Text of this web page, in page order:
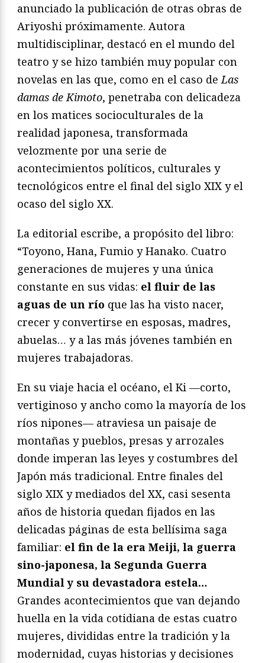
anunciado la publicación de otras obras de
Ariyoshi próximamente. Autora
multidisciplinar, destacó en el mundo del
teatro y se hizo también muy popular con
novelas en las que, como en el caso de Las
damas de Kimoto, penetraba con delicadeza
en los matices socioculturales de la
realidad japonesa, transformada
velozmente por una serie de
acontecimientos políticos, culturales y
tecnológicos entre el final del siglo XIX y el
ocaso del siglo XX.
La editorial escribe, a propósito del libro:
“Toyono, Hana, Fumio y Hanako. Cuatro
generaciones de mujeres y una única
constante en sus vidas: el fluir de las
aguas de un río que las ha visto nacer,
crecer y convertirse en esposas, madres,
abuelas… y a las más jóvenes también en
mujeres trabajadoras.
En su viaje hacia el océano, el Ki —corto,
vertiginoso y ancho como la mayoría de los
ríos nipones— atraviesa un paisaje de
montañas y pueblos, presas y arrozales
donde imperan las leyes y costumbres del
Japón más tradicional. Entre finales del
siglo XIX y mediados del XX, casi sesenta
años de historia quedan fijados en las
delicadas páginas de esta bellísima saga
familiar: el fin de la era Meiji, la guerra
sino-japonesa, la Segunda Guerra
Mundial y su devastadora estela…
Grandes acontecimientos que van dejando
huella en la vida cotidiana de estas cuatro
mujeres, divididas entre la tradición y la
modernidad, cuyas historias y decisiones